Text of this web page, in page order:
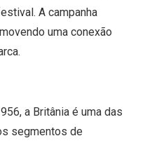
A campanha
uma conexão
a Britânia é uma das
segmentos de